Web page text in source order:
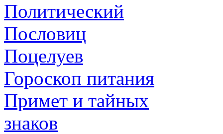
Политический
Пословиц
Поцелуев
Гороскоп питания
Примет и тайных
знаков